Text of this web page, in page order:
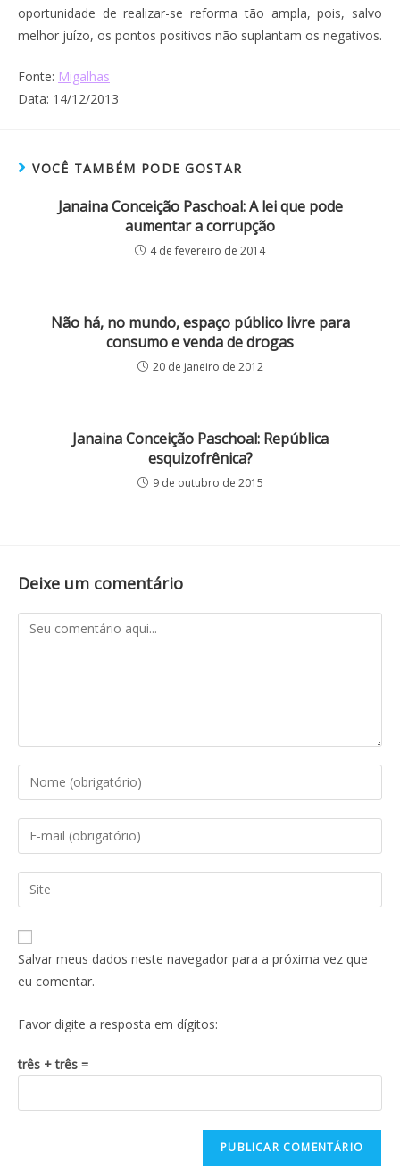
oportunidade de realizar-se reforma tão ampla, pois, salvo
melhor juízo, os pontos positivos não suplantam os negativos.
Fonte: Migalhas
Data: 14/12/2013
VOCÊ TAMBÉM PODE GOSTAR
Janaina Conceição Paschoal: A lei que pode
aumentar a corrupção
4 de fevereiro de 2014
Não há, no mundo, espaço público livre para
consumo e venda de drogas
20 de janeiro de 2012
Janaina Conceição Paschoal: República
esquizofrênica?
9 de outubro de 2015
Deixe um comentário
Salvar meus dados neste navegador para a próxima vez que
eu comentar.
Favor digite a resposta em dígitos:
três + três =